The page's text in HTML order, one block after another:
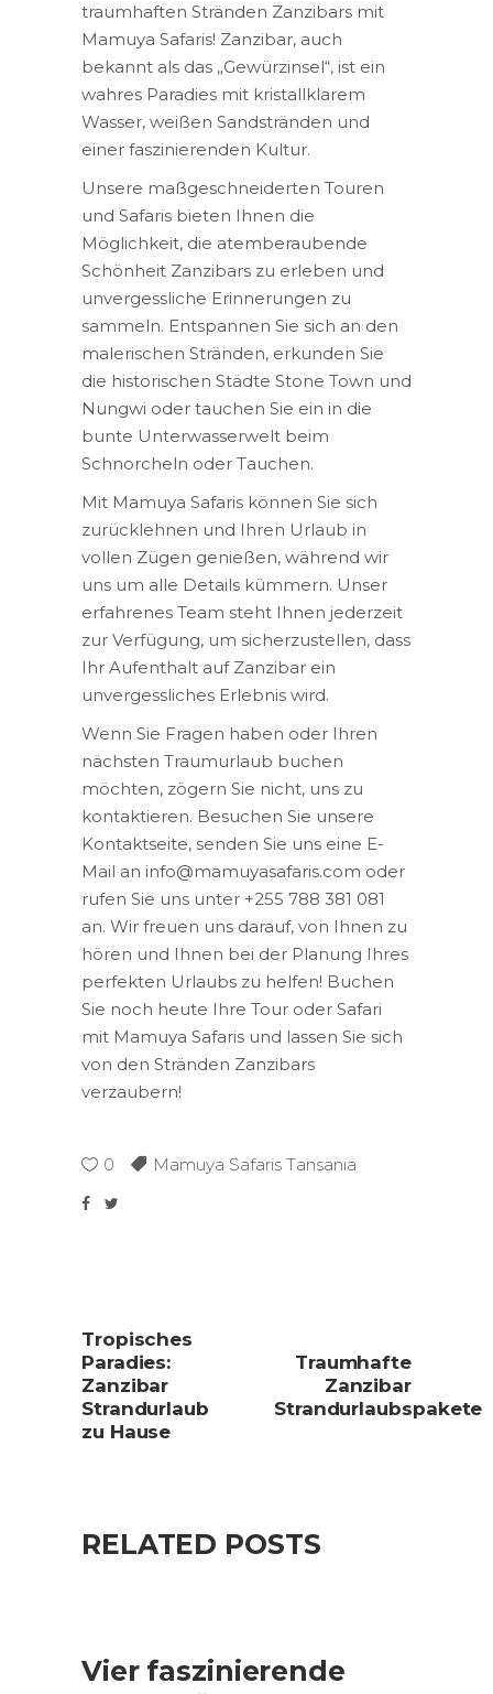
traumhaften Stränden Zanzibars mit
Mamuya Safaris! Zanzibar, auch
bekannt als das „Gewürzinsel“, ist ein
wahres Paradies mit kristallklarem
Wasser, weißen Sandstränden und
einer faszinierenden Kultur.
Unsere maßgeschneiderten Touren
und Safaris bieten Ihnen die
Möglichkeit, die atemberaubende
Schönheit Zanzibars zu erleben und
unvergessliche Erinnerungen zu
sammeln. Entspannen Sie sich an den
malerischen Stränden, erkunden Sie
die historischen Städte Stone Town und
Nungwi oder tauchen Sie ein in die
bunte Unterwasserwelt beim
Schnorcheln oder Tauchen.
Mit Mamuya Safaris können Sie sich
zurücklehnen und Ihren Urlaub in
vollen Zügen genießen, während wir
uns um alle Details kümmern. Unser
erfahrenes Team steht Ihnen jederzeit
zur Verfügung, um sicherzustellen, dass
Ihr Aufenthalt auf Zanzibar ein
unvergessliches Erlebnis wird.
Wenn Sie Fragen haben oder Ihren
nächsten Traumurlaub buchen
möchten, zögern Sie nicht, uns zu
kontaktieren. Besuchen Sie unsere
Kontaktseite, senden Sie uns eine E-
Mail an info@mamuyasafaris.com oder
rufen Sie uns unter +255 788 381 081
an. Wir freuen uns darauf, von Ihnen zu
hören und Ihnen bei der Planung Ihres
perfekten Urlaubs zu helfen! Buchen
Sie noch heute Ihre Tour oder Safari
mit Mamuya Safaris und lassen Sie sich
von den Stränden Zanzibars
verzaubern!
0 Mamuya Safaris Tansania
Tropisches
Paradies:
Zanzibar
Strandurlaub
zu Hause
Traumhafte
Zanzibar
Strandurlaubspakete
RELATED POSTS
Vier faszinierende